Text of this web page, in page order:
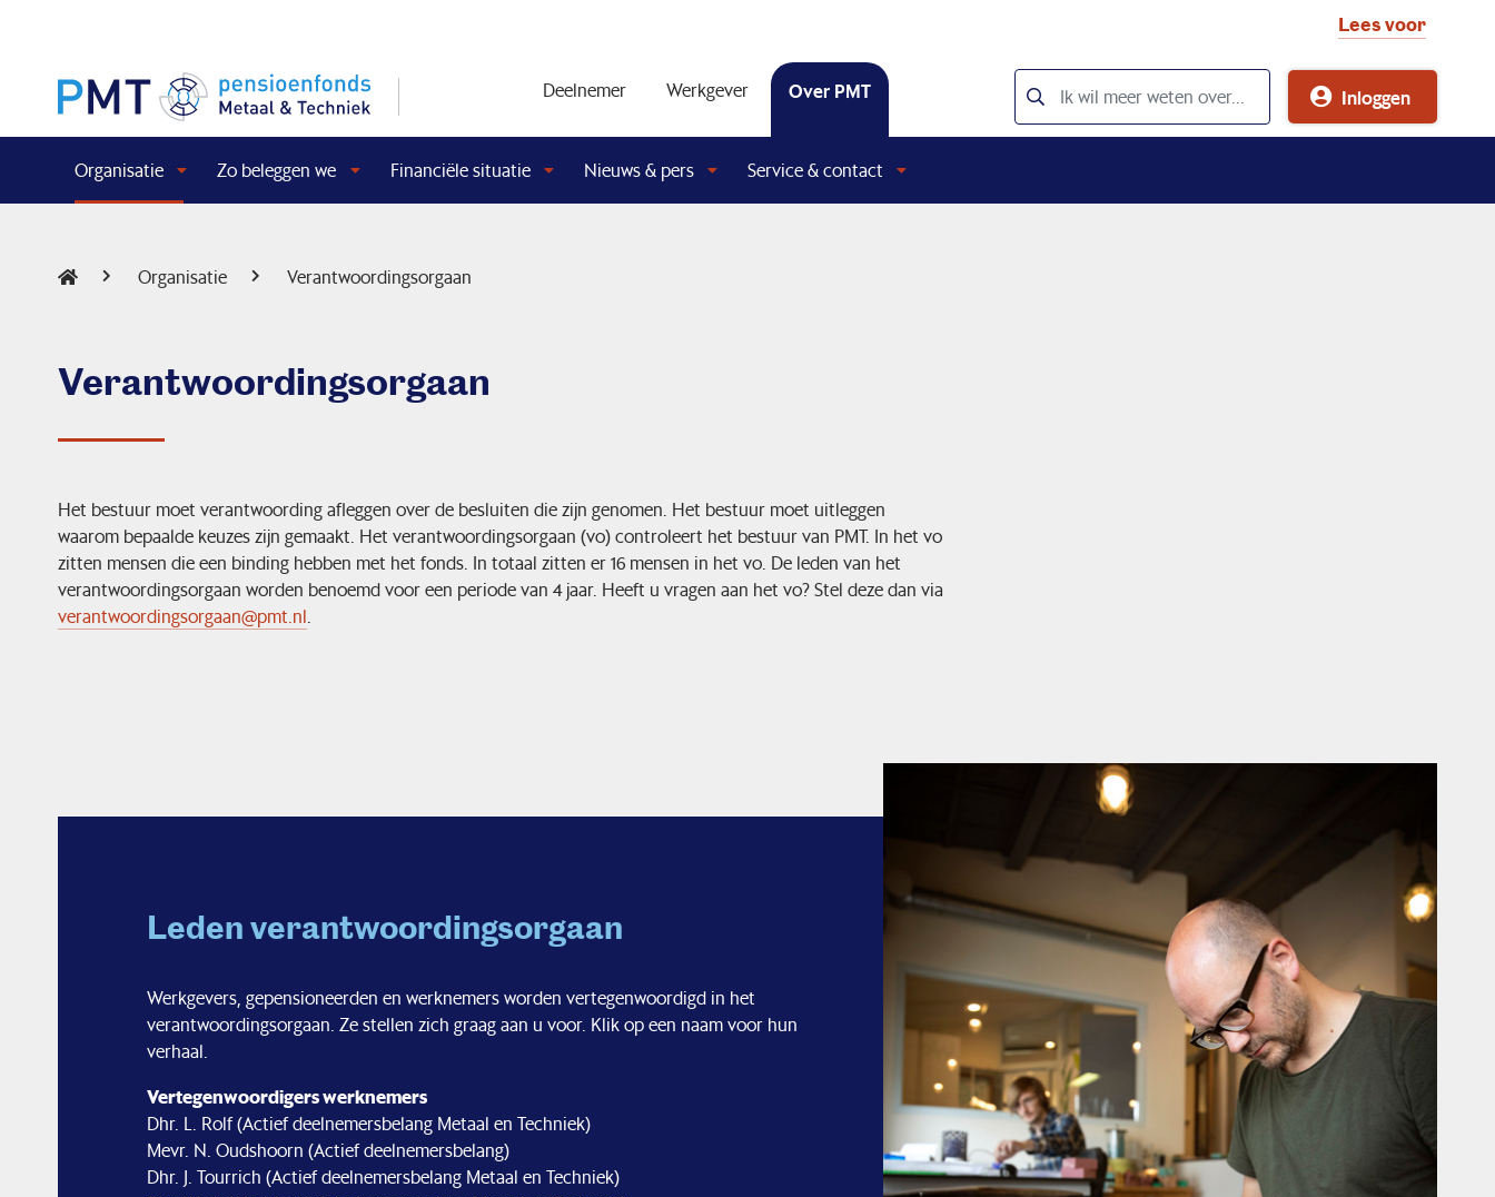
Lees voor
Deelnemer Werkgever Over PMT Inloggen
Organisatie Zo beleggen we Financiële situatie Nieuws & pers Service & contact
Organisatie Verantwoordingsorgaan
Verantwoordingsorgaan
Het bestuur moet verantwoording afleggen over de besluiten die zijn genomen. Het bestuur moet uitleggen
waarom bepaalde keuzes zijn gemaakt. Het verantwoordingsorgaan (vo) controleert het bestuur van PMT. In het vo
zitten mensen die een binding hebben met het fonds. In totaal zitten er 16 mensen in het vo. De leden van het
verantwoordingsorgaan worden benoemd voor een periode van 4 jaar. Heeft u vragen aan het vo? Stel deze dan via
verantwoordingsorgaan@pmt.nl
Leden verantwoordingsorgaan
Werkgevers, gepensioneerden en werknemers worden vertegenwoordigd in het
verantwoordingsorgaan. Ze stellen zich graag aan u voor. Klik op een naam voor hun
verhaal.
Vertegenwoordigers werknemers
Dhr. L. Rolf (Actief deelnemersbelang Metaal en Techniek)
Mevr. N. Oudshoorn (Actief deelnemersbelang)
Dhr. J. Tourrich (Actief deelnemersbelang Metaal en Techniek)